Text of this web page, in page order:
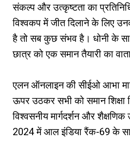
संकल्प और उत्कृष्टता का
विश्वकप में जीत दिलाने के लिए
है तो सब कुछ संभव है। धोनी के
छात्र को एक समान तैयारी का
एलन ऑनलाइन की सीईओ आभा
ऊपर उठकर सभी को समान
विश्वसनीय मार्गदर्शन और
2024 में आल इंडिया रैंक-69 के